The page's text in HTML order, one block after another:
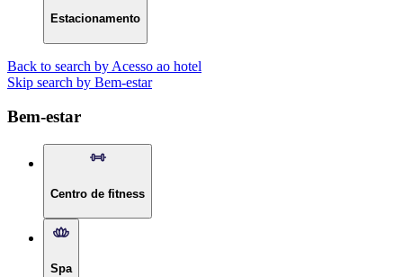
Estacionamento
Back to search by Acesso ao hotel
Skip search by Bem-estar
Bem-estar
Centro de fitness
Spa